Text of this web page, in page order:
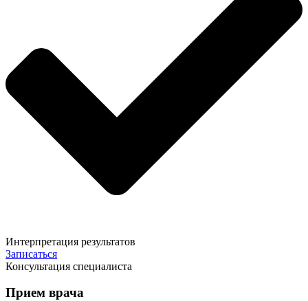
Интерпретация результатов
Записаться
Консультация специалиста
Прием врача